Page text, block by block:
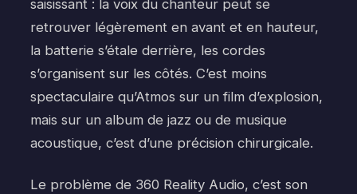
saisissant : la voix du chanteur peut se
retrouver légèrement en avant et en hauteur,
la batterie s’étale derrière, les cordes
s’organisent sur les côtés. C’est moins
spectaculaire qu’Atmos sur un film d’explosion,
mais sur un album de jazz ou de musique
acoustique, c’est d’une précision chirurgicale.
Le problème de 360 Reality Audio, c’est son